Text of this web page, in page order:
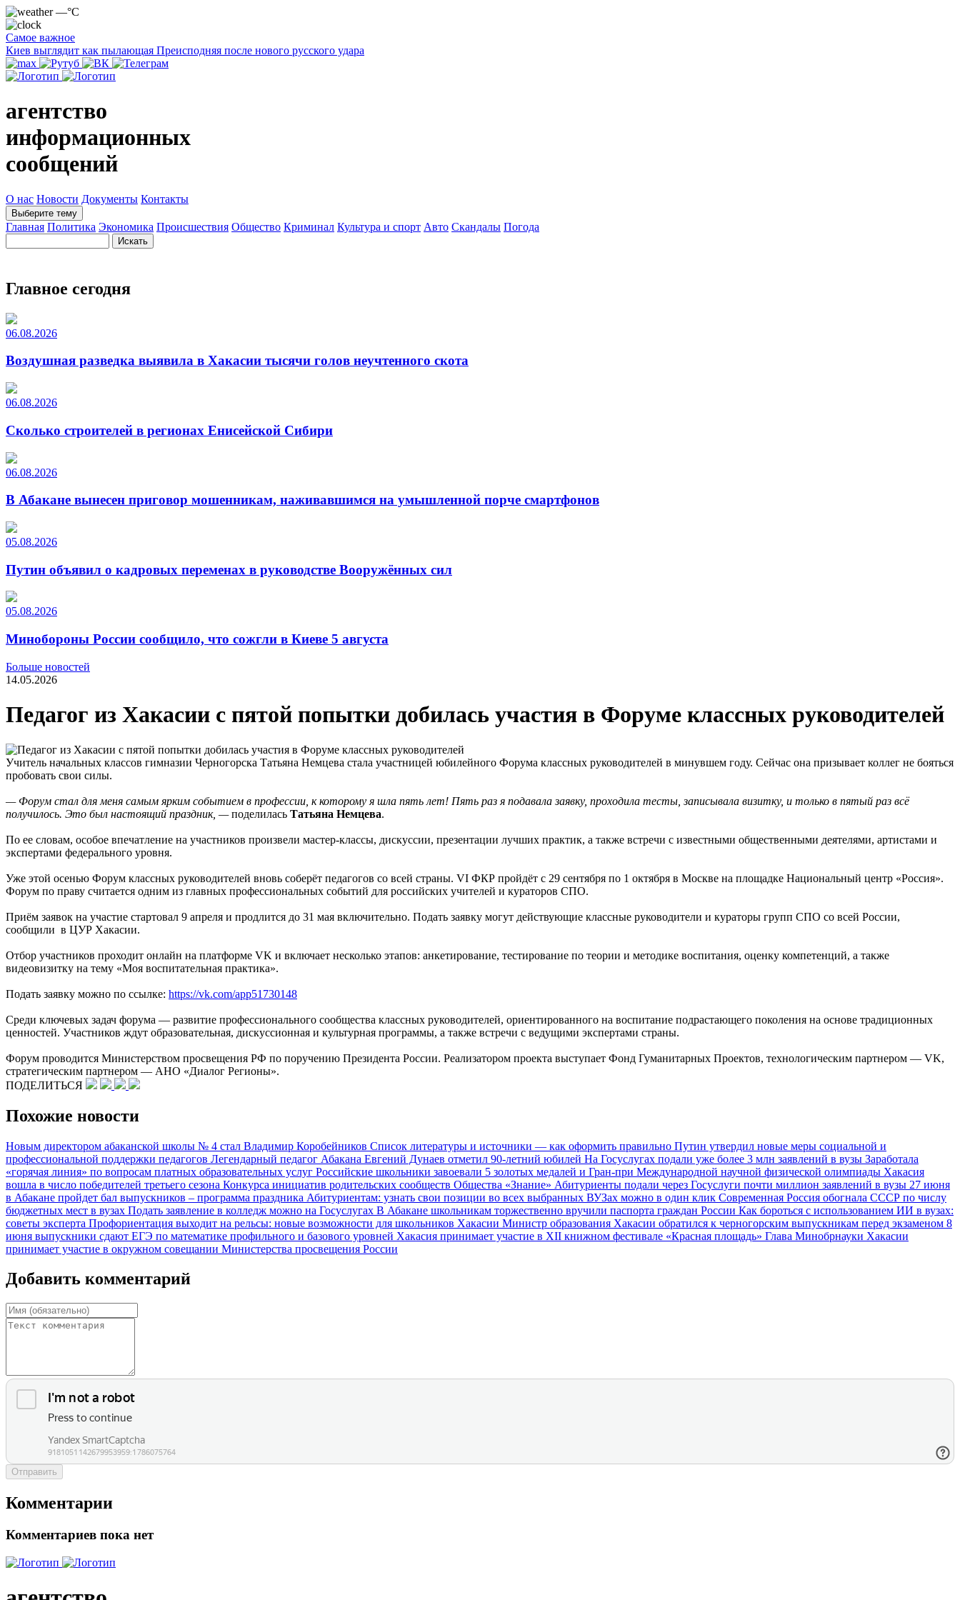
—°C
Самое важное
Киев выглядит как пылающая Преисподняя после нового русского удара
агентство
информационных
сообщений
О нас Новости Документы Контакты
Выберите тему
Главная Политика Экономика Происшествия Общество Криминал Культура и спорт Авто Скандалы Погода
Главное сегодня
06.08.2026
Воздушная разведка выявила в Хакасии тысячи голов неучтенного скота
06.08.2026
Сколько строителей в регионах Енисейской Сибири
06.08.2026
В Абакане вынесен приговор мошенникам, наживавшимся на умышленной порче смартфонов
05.08.2026
Путин объявил о кадровых переменах в руководстве Вооружённых сил
05.08.2026
Минобороны России сообщило, что сожгли в Киеве 5 августа
Больше новостей
14.05.2026
Педагог из Хакасии с пятой попытки добилась участия в Форуме классных руководителей
Учитель начальных классов гимназии Черногорска Татьяна Немцева стала участницей юбилейного Форума классных руководителей в минувшем году. Сейчас она призывает коллег не бояться
пробовать свои силы.
— Форум стал для меня самым ярким событием в профессии, к которому я шла пять лет! Пять раз я подавала заявку, проходила тесты, записывала визитку, и только в пятый раз всё
получилось. Это был настоящий праздник, —поделилась Татьяна Немцева.
По ее словам, особое впечатление на участников произвели мастер-классы, дискуссии, презентации лучших практик, а также встречи с известными общественными деятелями, артистами и
экспертами федерального уровня.
Уже этой осенью Форум классных руководителей вновь соберёт педагогов со всей страны. VI ФКР пройдёт с 29 сентября по 1 октября в Москве на площадке Национальный центр «Россия».
Форум по праву считается одним из главных профессиональных событий для российских учителей и кураторов СПО.
Приём заявок на участие стартовал 9 апреля и продлится до 31 мая включительно. Подать заявку могут действующие классные руководители и кураторы групп СПО со всей России,
сообщили в ЦУР Хакасии.
Отбор участников проходит онлайн на платформе VK и включает несколько этапов: анкетирование, тестирование по теории и методике воспитания, оценку компетенций, а также
видеовизитку на тему «Моя воспитательная практика».
Подать заявку можно по ссылке: https://vk.com/app51730148
Среди ключевых задач форума — развитие профессионального сообщества классных руководителей, ориентированного на воспитание подрастающего поколения на основе традиционных
ценностей. Участников ждут образовательная, дискуссионная и культурная программы, а также встречи с ведущими экспертами страны.
Форум проводится Министерством просвещения РФ по поручению Президента России. Реализатором проекта выступает Фонд Гуманитарных Проектов, технологическим партнером — VK,
стратегическим партнером — АНО «Диалог Регионы».
ПОДЕЛИТЬСЯ
Похожие новости
Новым директором абаканской школы № 4 стал Владимир Коробейников Список литературы и источники — как оформить правильно Путин утвердил новые меры социальной и
профессиональной поддержки педагогов Легендарный педагог Абакана Евгений Дунаев отметил 90-летний юбилей На Госуслугах подали уже более 3 млн заявлений в вузы Заработала
«горячая линия» по вопросам платных образовательных услуг Российские школьники завоевали 5 золотых медалей и Гран-при Международной научной физической олимпиады Хакасия
вошла в число победителей третьего сезона Конкурса инициатив родительских сообществ Общества «Знание» Абитуриенты подали через Госуслуги почти миллион заявлений в вузы 27 июня
в Абакане пройдет бал выпускников – программа праздника Абитуриентам: узнать свои позиции во всех выбранных ВУЗах можно в один клик Современная Россия обогнала СССР по числу
бюджетных мест в вузах Подать заявление в колледж можно на Госуслугах В Абакане школьникам торжественно вручили паспорта граждан России Как бороться с использованием ИИ в вузах:
советы эксперта Профориентация выходит на рельсы: новые возможности для школьников Хакасии Министр образования Хакасии обратился к черногорским выпускникам перед экзаменом 8
июня выпускники сдают ЕГЭ по математике профильного и базового уровней Хакасия принимает участие в XII книжном фестивале «Красная площадь» Глава Минобрнауки Хакасии
принимает участие в окружном совещании Министерства просвещения России
Добавить комментарий
Отправить
Комментарии
Комментариев пока нет